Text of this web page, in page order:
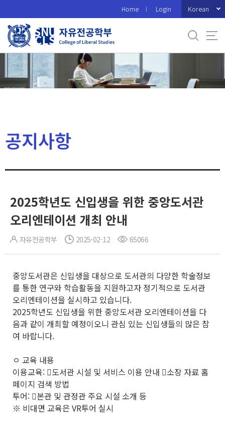
로
메
Home Login Korean
공지사항
2025학년도 신입생을 위한 중앙도서관
오리엔테이션 개최 안내
자유전공학부 2025-02-12 65066
중앙도서관은 신입생을 대상으로 도서관의 다양한 학술정보
를 통한 연구와 학습활동을 지원하고자 정기적으로 도서관
오리엔테이션을 실시하고 있습니다.
2025학년도 신입생을 위한 중앙도서관 오리엔테이션을 다
음과 같이 개최할 예정이오니 관심 있는 신입생들의 많은 참
여 바랍니다.
ㅇ 교육 내용
이용교육: 󰋯도서관 시설 및 서비스 이용 안내 󰋯소장 자료 홈
페이지 검색 방법
투어: 󰋯본관 및 관정관 주요 시설 소개 등
※ 비대면 교육은 VR투어 실시